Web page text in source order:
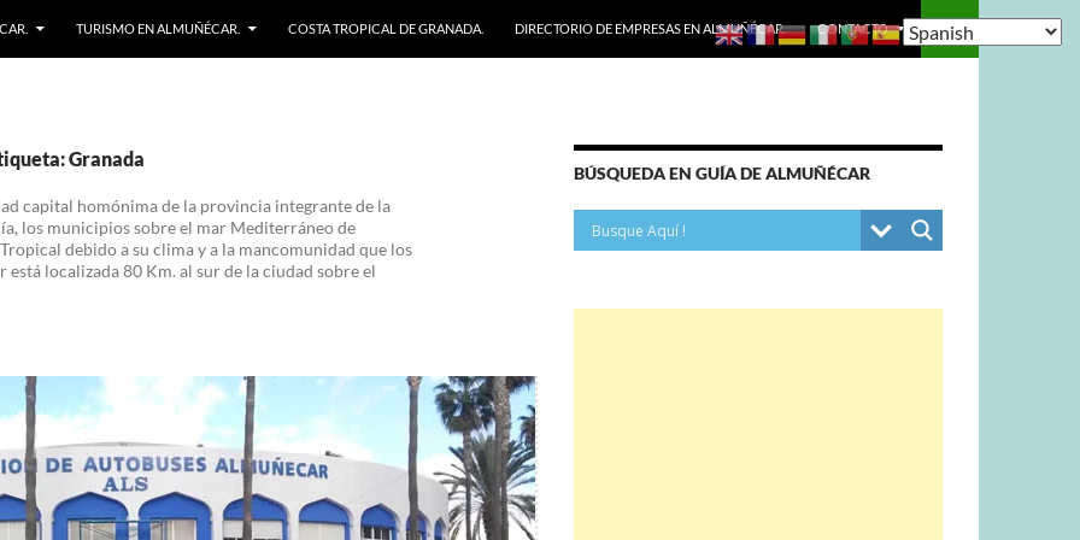
TURISMO EN ALMUÑÉCAR. COSTA TROPICAL DE GRANADA. DIRECTORIO DE EMPRESAS EN ALMUÑÉCAR. CONTACTO
Granada
capital homónima de la provincia integrante de la
los municipios sobre el mar Mediterráneo de
debido a su clima y a la mancomunidad que los
está localizada 80 Km. al sur de la ciudad sobre el
BÚSQUEDA EN GUÍA DE ALMUÑÉCAR